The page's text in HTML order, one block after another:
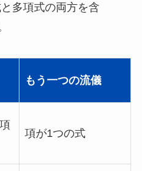
多項式の両方を含
もう一つの流儀
項が1つの式